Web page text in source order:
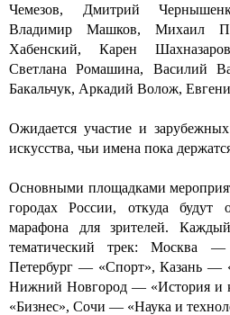
Чемезов, Дмитрий
Владимир Машков, Михаил
Хабенский, Карен
Светлана Ромашина, Василий
Бакальчук, Аркадий Волож,
Ожидается участие и
искусства, чьи имена пока
Основными площадками
городах России, откуда будут
марафона для зрителей.
тематический трек: Москва
Петербург — «Спорт», Казань —
Нижний Новгород — «История и
«Бизнес», Сочи — «Наука и